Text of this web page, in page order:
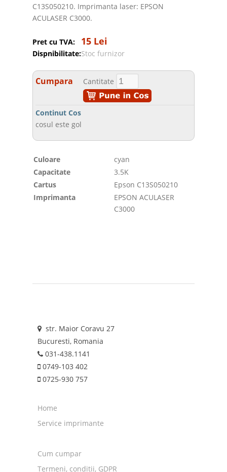
C13S050210. Imprimanta laser: EPSON
ACULASER C3000.
Pret cu TVA: 15 Lei
Dispnibilitate:Stoc furnizor
Cumpara Cantitate
Continut Cos
cosul este gol
Culoare
cyan
Capacitate
3.5K
Cartus
Epson C13S050210
Imprimanta
EPSON ACULASER
C3000
str. Maior Coravu 27
Bucuresti, Romania
031-438.1141
0749-103 402
0725-930 757
Home
Service imprimante
Cum cumpar
Termeni, conditii, GDPR